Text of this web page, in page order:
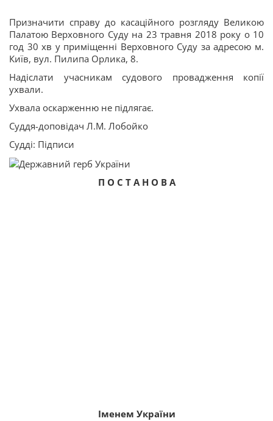
Призначити справу до касаційного розгляду Великою
Палатою Верховного Суду на 23 травня 2018 року о 10
год 30 хв у приміщенні Верховного Суду за адресою м.
Київ, вул. Пилипа Орлика, 8.
Надіслати учасникам судового провадження копії
ухвали.
Ухвала оскарженню не підлягає.
Суддя-доповідач Л.М. Лобойко
Судді: Підписи
П О С Т А Н О В А
Іменем України